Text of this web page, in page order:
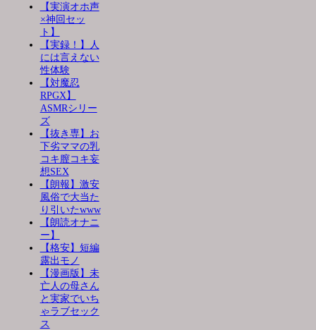
【実演オホ声
×神回セッ
ト】
【実録！】人
には言えない
性体験
【対魔忍
RPGX】
ASMRシリー
ズ
【抜き専】お
下劣ママの乳
コキ膣コキ妄
想SEX
【朗報】激安
風俗で大当た
り引いたwww
【朗読オナニ
ー】
【格安】短編
露出モノ
【漫画版】未
亡人の母さん
と実家でいち
ゃラブセック
ス